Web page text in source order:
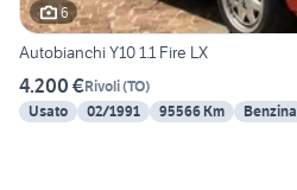
6
Autobianchi Y10 1.1 Fire LX
4.200 €Rivoli(TO)
Usato
02/1991 95566 Km Benzina